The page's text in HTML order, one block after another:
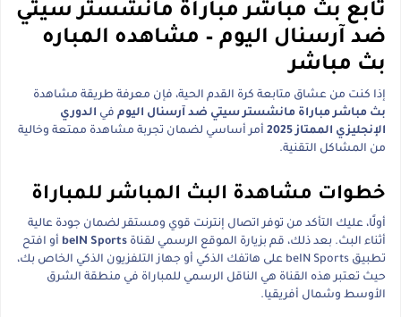
تابع بث مباشر مباراة مانشستر سيتي
ضد آرسنال اليوم – مشاهده المباره
بث مباشر
إذا كنت من عشاق متابعة كرة القدم الحية، فإن معرفة طريقة مشاهدة
بث مباشر مباراة مانشستر سيتي ضد آرسنال اليوم في الدوري
الإنجليزي الممتاز 2025
أمر أساسي لضمان تجربة مشاهدة ممتعة وخالية
من المشاكل التقنية.
خطوات مشاهدة البث المباشر للمباراة
أولًا، عليك التأكد من توفر اتصال إنترنت قوي ومستقر لضمان جودة عالية
أثناء البث. بعد ذلك، قم بزيارة الموقع الرسمي لقناة beIN Sports أو افتح
تطبيق beIN Sports على هاتفك الذكي أو جهاز التلفزيون الذكي الخاص بك،
حيث تعتبر هذه القناة هي الناقل الرسمي للمباراة في منطقة الشرق
الأوسط وشمال أفريقيا.